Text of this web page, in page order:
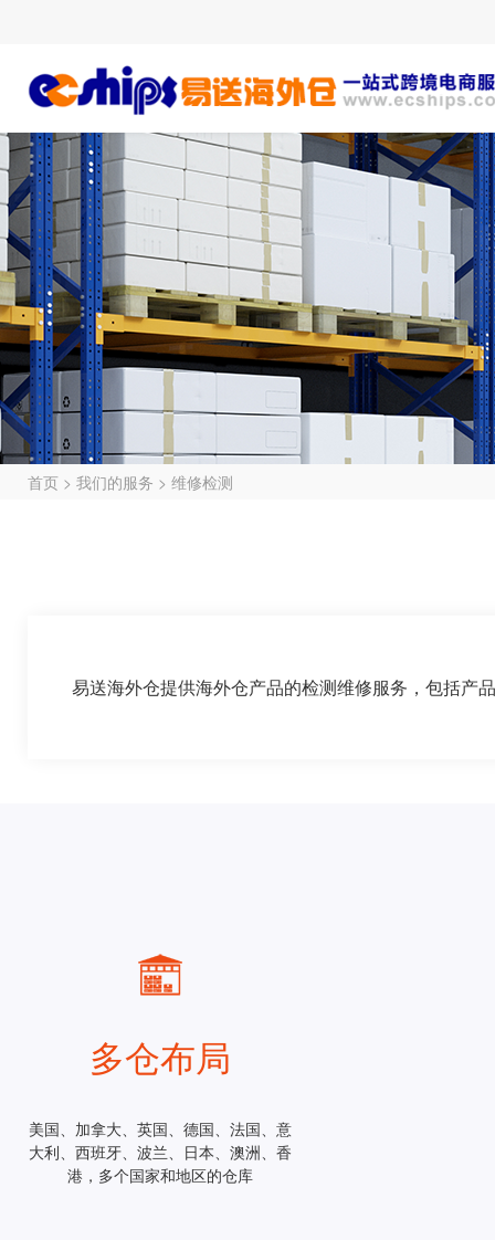
首页 > 我们的服务 > 维修检测
易送海外仓提供海外仓产品的检测维修服务，包括产
多仓布局
美国、加拿大、英国、德国、法国、意
大利、西班牙、波兰、日本、澳洲、香
港，多个国家和地区的仓库